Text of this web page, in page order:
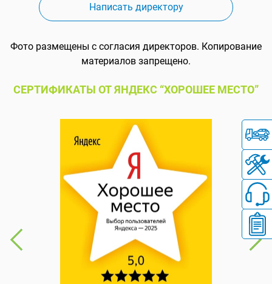
Написать директору
Фото размещены с согласия директоров. Копирование
материалов запрещено.
СЕРТИФИКАТЫ ОТ ЯНДЕКС “ХОРОШЕЕ МЕСТО”